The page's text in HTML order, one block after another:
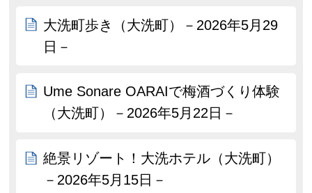
大洗町歩き（大洗町）－2026年5月29
日－
Ume Sonare OARAIで梅酒づくり体験
（大洗町）－2026年5月22日－
絶景リゾート！大洗ホテル（大洗町）
－2026年5月15日－